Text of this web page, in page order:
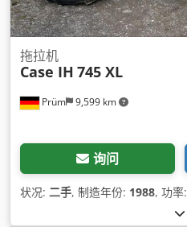
Prüm 9,599 km
拖拉机
Case IH 745 XL
询问
状况: 二手, 制造年份: 1988, 功率: